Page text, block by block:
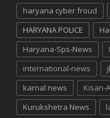
haryana cyber froud
HARYANA POLICE
Haryana-Sps-News
international-news
karnal news
Kisan-
Kurukshetra News